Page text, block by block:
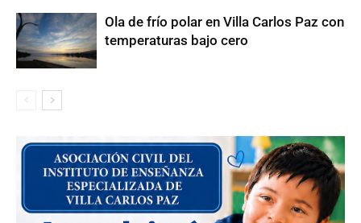
Ola de frío polar en Villa Carlos Paz con
temperaturas bajo cero